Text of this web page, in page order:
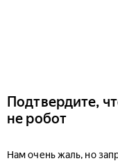
Подтвердите,
не робот
Нам очень жаль, но